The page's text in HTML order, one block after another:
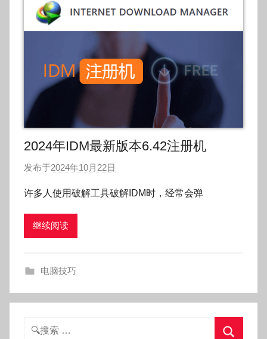
2024年IDM最新版本6.42注册机
发布于2024年10月22日
:
o
许多人使用破解工具破解IDM时，经常会弹
继续阅读
电脑技巧
搜